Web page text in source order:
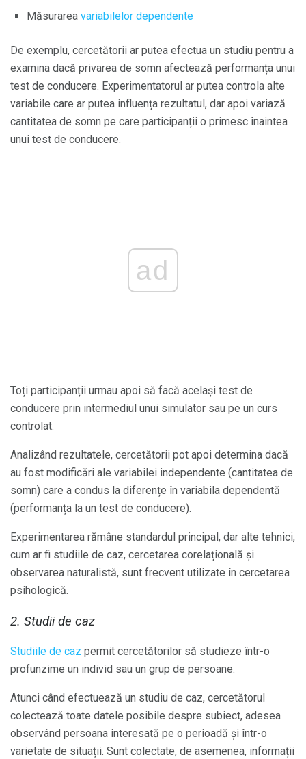
Măsurarea variabilelor dependente
De exemplu, cercetătorii ar putea efectua un studiu pentru a
examina dacă privarea de somn afectează performanța unui
test de conducere. Experimentatorul ar putea controla alte
variabile care ar putea influența rezultatul, dar apoi variază
cantitatea de somn pe care participanții o primesc înaintea
unui test de conducere.
ad
Toți participanții urmau apoi să facă același test de
conducere prin intermediul unui simulator sau pe un curs
controlat.
Analizând rezultatele, cercetătorii pot apoi determina dacă
au fost modificări ale variabilei independente (cantitatea de
somn) care a condus la diferențe în variabila dependentă
(performanța la un test de conducere).
Experimentarea rămâne standardul principal, dar alte tehnici,
cum ar fi studiile de caz, cercetarea corelațională și
observarea naturalistă, sunt frecvent utilizate în cercetarea
psihologică.
2. Studii de caz
Studiile de caz permit cercetătorilor să studieze într-o
profunzime un individ sau un grup de persoane.
Atunci când efectuează un studiu de caz, cercetătorul
colectează toate datele posibile despre subiect, adesea
observând persoana interesată pe o perioadă și într-o
varietate de situații. Sunt colectate, de asemenea, informații